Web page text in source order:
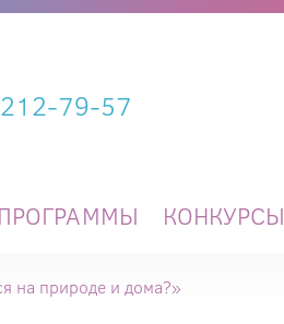
79-57
КОНКУРСЫ
на природе и дома?»